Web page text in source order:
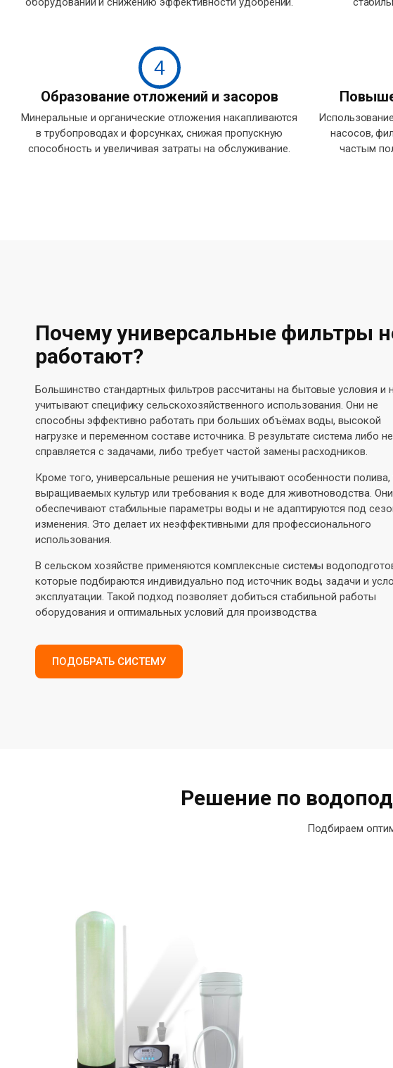
4
Образование отложений и засоров
Минеральные и органические отложения накапливаются
в трубопроводах и форсунках, снижая пропускную
способность и увеличивая затраты на обслуживание.
насосов,
частым
Почему универсальные фильтры
работают?
Большинство стандартных фильтров рассчитаны на бытовые условия и
учитывают специфику сельскохозяйственного использования. Они не
способны эффективно работать при больших объёмах воды, высокой
нагрузке и переменном составе источника. В результате система либо не
справляется с задачами, либо требует частой замены расходников.
Кроме того, универсальные решения не учитывают особенности полива,
выращиваемых культур или требования к воде для животноводства.
обеспечивают стабильные параметры воды и не адаптируются под
изменения. Это делает их неэффективными для профессионального
использования.
В сельском хозяйстве применяются комплексные системы
которые подбираются индивидуально под источник воды, задачи и
эксплуатации. Такой подход позволяет добиться стабильной работы
оборудования и оптимальных условий для производства.
ПОДОБРАТЬ СИСТЕМУ
Решение по
Подбираем